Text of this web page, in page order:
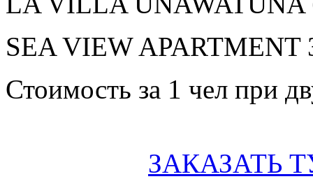
SEA VIEW APARTMENT
Стоимость за 1 чел при
ЗАКАЗАТЬ